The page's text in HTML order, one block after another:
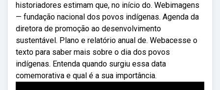
historiadores estimam que, no início do. Webimagens
— fundação nacional dos povos indígenas. Agenda da
diretora de promoção ao desenvolvimento
sustentável. Plano e relatório anual de. Webacesse o
texto para saber mais sobre o dia dos povos
indígenas. Entenda quando surgiu essa data
comemorativa e qual é a sua importância.